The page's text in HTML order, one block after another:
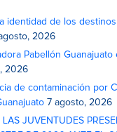
identidad de los
2026
Pabellón Guanajuato
2026
de contaminación por
7 agosto, 2026
JUVENTUDES